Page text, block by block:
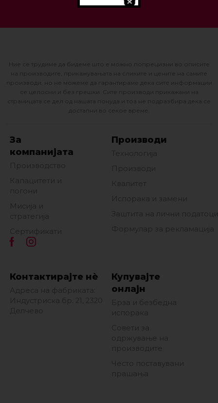
Ние се трудиме да бидеме што е можно попрецизни во описите
на производите, прикажувањата на сликите и цените на самите
производи, но не можеме да гарантираме дека сите информации
се целосни и без грешки. Сите производи прикажани на
страницата се дел од нашата понуда и тоа не подразбира дека се
достапни во секое време.
За
компанијата
Производство
Капацитети и
погони
Мисија и
стратегија
Сертификати
Производи
Технологија
Производи
Квалитет
Испорака и замени
Заштита на лични податоци
Формулар за рекламација
Контактирајте нè
Адреса на фабриката:
Индустриска бр. 21, 2320
Делчево
Купувајте
онлајн
Брза и безбедна
испорака
Совети за
одржување на
производите
Често поставувани
прашања